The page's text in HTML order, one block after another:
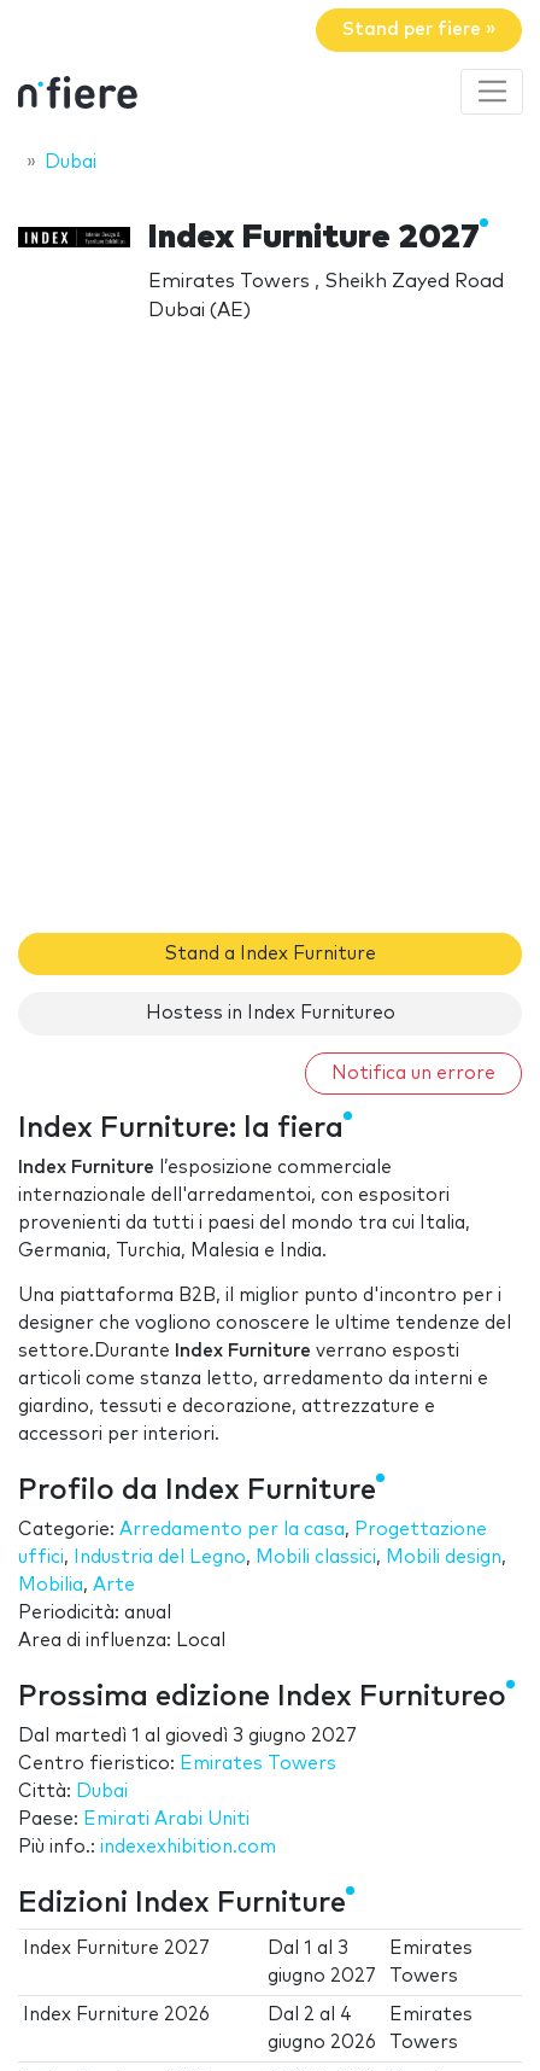
Stand per fiere »
Dubai
Index Furniture 2027
Emirates Towers , Sheikh Zayed Road
Dubai (AE)
Stand a Index Furniture
Hostess in Index Furnitureo
Notifica un errore
Index Furniture: la fiera
Index Furniture l’esposizione commerciale
internazionale dell'arredamentoi, con espositori
provenienti da tutti i paesi del mondo tra cui Italia,
Germania, Turchia, Malesia e India.
Una piattaforma B2B, il miglior punto d'incontro per i
designer che vogliono conoscere le ultime tendenze del
settore.Durante Index Furniture verrano esposti
articoli come stanza letto, arredamento da interni e
giardino, tessuti e decorazione, attrezzature e
accessori per interiori.
Profilo da Index Furniture
Categorie: Arredamento per la casa, Progettazione
uffici, Industria del Legno, Mobili classici, Mobili design,
Mobilia, Arte
Periodicità: anual
Area di influenza: Local
Prossima edizione Index Furnitureo
Dal martedì 1 al giovedì 3 giugno 2027
Centro fieristico: Emirates Towers
Città: Dubai
Paese: Emirati Arabi Uniti
Più info.: indexexhibition.com
Edizioni Index Furniture
Index Furniture 2027 Dal1 al 3
giugno 2027
Emirates
Towers
Index Furniture 2026 Dal 2 al 4
giugno 2026
Emirates
Towers